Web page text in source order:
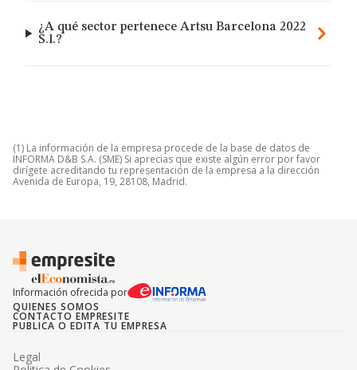
¿A qué sector pertenece Artsu Barcelona 2022
S.l.?
(1) La información de la empresa procede de la base de datos de
INFORMA D&B S.A. (SME) Si aprecias que existe algún error por favor
dirígete acreditando tu representación de la empresa a la dirección
Avenida de Europa, 19, 28108, Madrid.
Información ofrecida por
QUIENES SOMOS
CONTACTO EMPRESITE
PUBLICA O EDITA TU EMPRESA
Legal